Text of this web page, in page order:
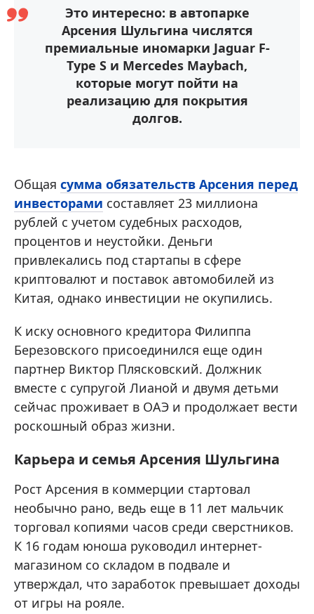
Это интересно: в автопарке
Арсения Шульгина числятся
премиальные иномарки Jaguar F-
Type S и Mercedes Maybach,
которые могут пойти на
реализацию для покрытия
долгов.
Общая сумма обязательств Арсения перед
инвесторами составляет 23 миллиона
рублей с учетом судебных расходов,
процентов и неустойки. Деньги
привлекались под стартапы в сфере
криптовалют и поставок автомобилей из
Китая, однако инвестиции не окупились.
К иску основного кредитора Филиппа
Березовского присоединился еще один
партнер Виктор Плясковский. Должник
вместе с супругой Лианой и двумя детьми
сейчас проживает в ОАЭ и продолжает вести
роскошный образ жизни.
Карьера и семья Арсения Шульгина
Рост Арсения в коммерции стартовал
необычно рано, ведь еще в 11 лет мальчик
торговал копиями часов среди сверстников.
К 16 годам юноша руководил интернет-
магазином со складом в подвале и
утверждал, что заработок превышает доходы
от игры на рояле.